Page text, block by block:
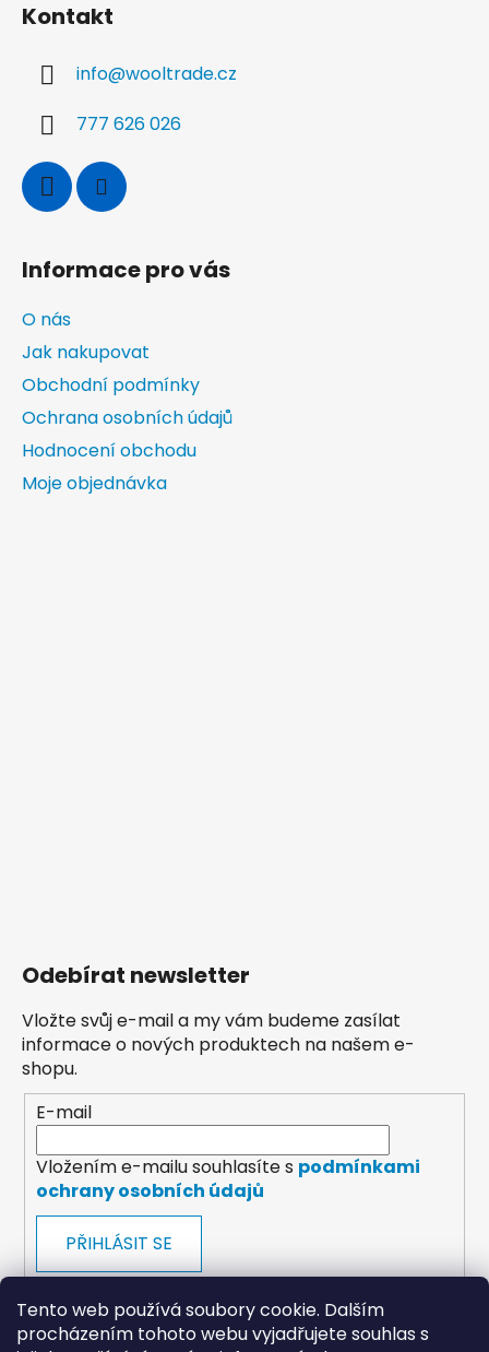
Tento web používá soubory cookie. Dalším
procházením tohoto webu vyjadřujete souhlas s
Kontakt
info@wooltrade.cz
777 626 026
Informace pro vás
O nás
Jak nakupovat
Obchodní podmínky
Ochrana osobních údajů
Hodnocení obchodu
Moje objednávka
Odebírat newsletter
Vložte svůj e-mail a my vám budeme zasílat
informace o nových produktech na našem e-
shopu.
E-mail
Vložením e-mailu souhlasíte s podmínkami
ochrany osobních údajů
PŘIHLÁSIT SE